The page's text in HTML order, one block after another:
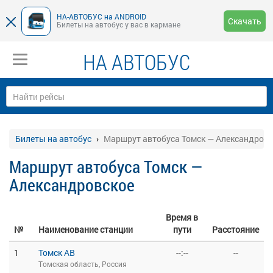
НА-АВТОБУС на ANDROID
Билеты на автобус у вас в кармане
Скачать
НА АВТОБУС
Билеты на автобус Маршрут автобуса Томск —
Маршрут автобуса Томск —
Александровское
№ Наименование станции
Время в
пути
Расстояние
1
Томск АВ
Томская область, Россия
--:-- --